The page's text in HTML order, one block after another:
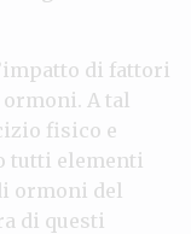
di fattori
A tal
fisico e
tutti elementi
ormoni del
di questi